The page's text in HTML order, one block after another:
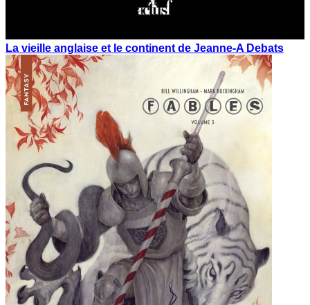
La vieille anglaise et le continent de Jeanne-A Debats